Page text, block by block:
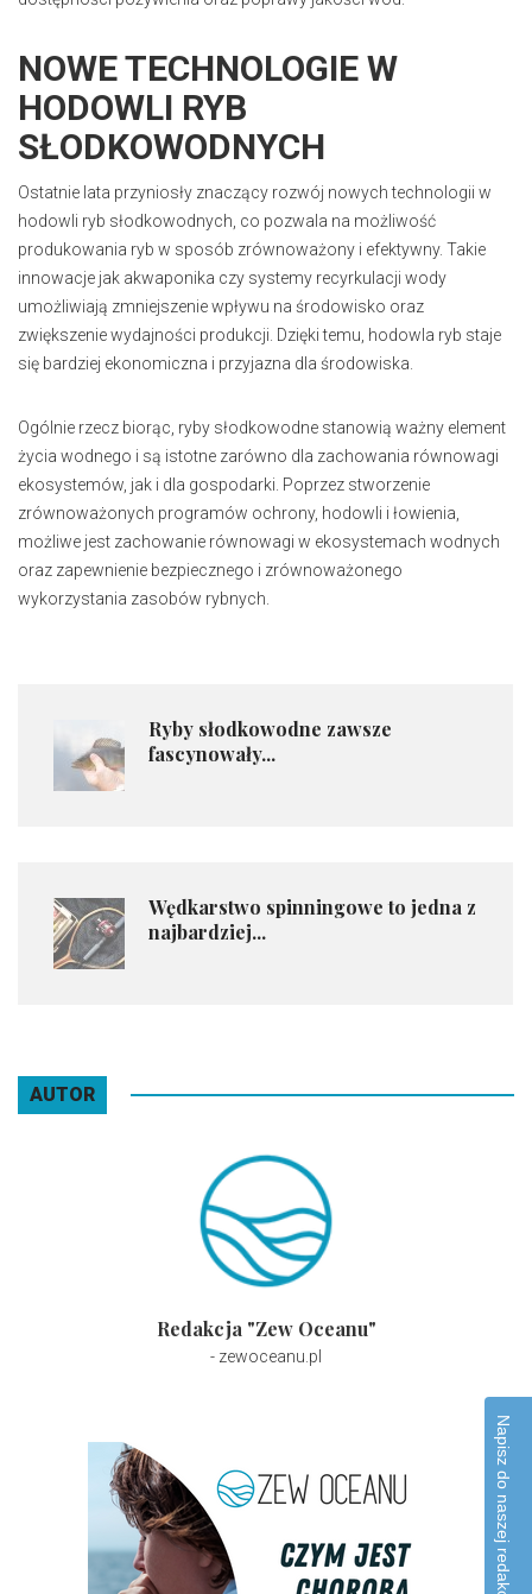
NOWE TECHNOLOGIE W
HODOWLI RYB
SŁODKOWODNYCH
Ostatnie lata przyniosły znaczący rozwój nowych technologii w
hodowli ryb słodkowodnych, co pozwala na możliwość
produkowania ryb w sposób zrównoważony i efektywny. Takie
innowacje jak akwaponika czy systemy recyrkulacji wody
umożliwiają zmniejszenie wpływu na środowisko oraz
zwiększenie wydajności produkcji. Dzięki temu, hodowla ryb staje
się bardziej ekonomiczna i przyjazna dla środowiska.
Ogólnie rzecz biorąc, ryby słodkowodne stanowią ważny element
życia wodnego i są istotne zarówno dla zachowania równowagi
ekosystemów, jak i dla gospodarki. Poprzez stworzenie
zrównoważonych programów ochrony, hodowli i łowienia,
możliwe jest zachowanie równowagi w ekosystemach wodnych
oraz zapewnienie bezpiecznego i zrównoważonego
wykorzystania zasobów rybnych.
Ryby słodkowodne zawsze
fascynowały...
Wędkarstwo spinningowe to jedna z
najbardziej...
AUTOR
Redakcja "Zew Oceanu"
- zewoceanu.pl
Napisz do naszej redakcji!